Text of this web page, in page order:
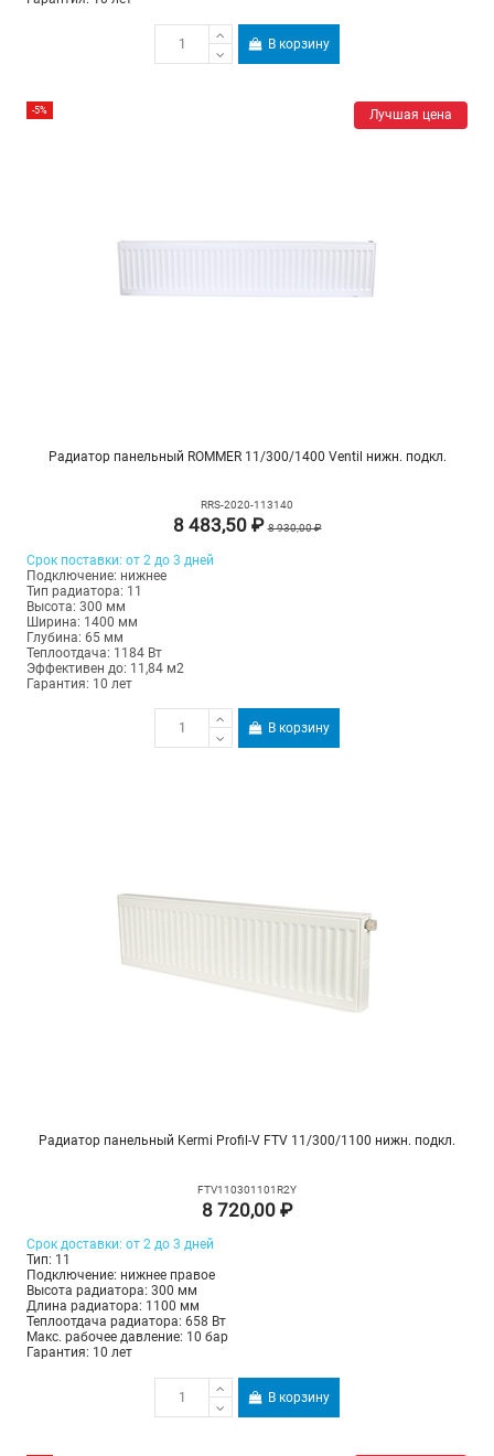
В корзину
Лучшая цена
-5%
Радиатор панельный ROMMER 11/300/1400 Ventil нижн. подкл.
RRS-2020-113140
8 483,50 ₽8 930,00 ₽
Срок поставки: от 2 до 3 дней
Подключение: нижнее
Тип радиатора: 11
Высота: 300 мм
Ширина: 1400 мм
Глубина: 65 мм
Теплоотдача: 1184 Вт
Эффективен до: 11,84 м2
Гарантия: 10 лет
В корзину
Радиатор панельный Kermi Profil-V FTV 11/300/1100 нижн. подкл.
FTV110301101R2Y
8 720,00 ₽
Срок доставки: от 2 до 3 дней
Тип: 11
Подключение: нижнее правое
Высота радиатора: 300 мм
Длина радиатора: 1100 мм
Теплоотдача радиатора: 658 Вт
Макс. рабочее давление: 10 бар
Гарантия: 10 лет
В корзину